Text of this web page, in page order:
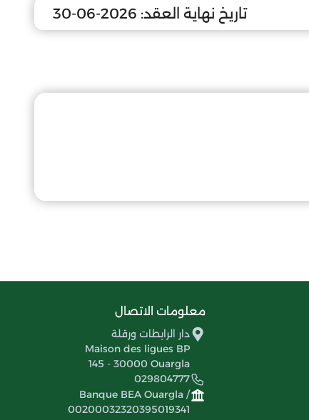
تاريخ نهاية العقد: 2026-06-30
معلومات الاتصال
دار الرابطات ورقلة
Maison des ligues BP
145 - 30000 Ouargla
029804777
Banque BEA Ouargla /
00200032320395019341